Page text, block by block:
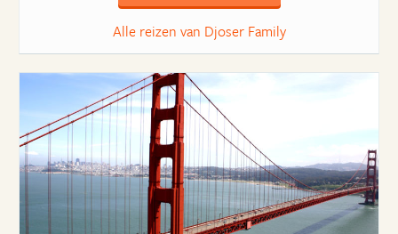
Alle reizen van Djoser Family